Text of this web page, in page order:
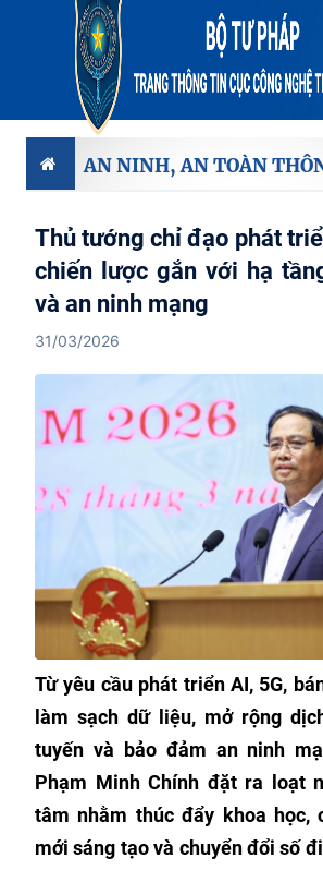
AN NINH, AN TOÀN
Thủ tướng chỉ đạo phát
chiến lược gắn với hạ
và an ninh mạng
31/03/2026
Từ yêu cầu phát triển AI, 5G,
làm sạch dữ liệu, mở rộng
tuyến và bảo đảm an ninh
Phạm Minh Chính đặt ra loạt
tâm nhằm thúc đẩy khoa học,
mới sáng tạo và chuyển đổi số